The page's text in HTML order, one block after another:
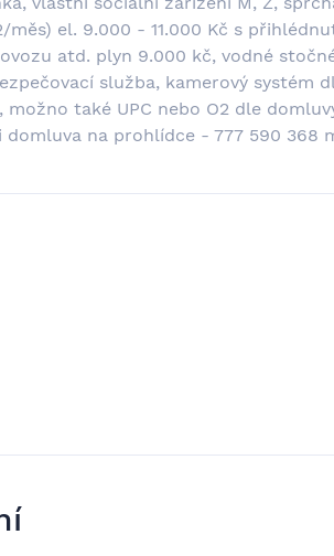
měs) el. 9.000 - 11.000 Kč s
atd. plyn 9.000 kč, vodné
služba, kamerový systém
možno také UPC nebo O2 dle
na prohlídce - 777 590 368